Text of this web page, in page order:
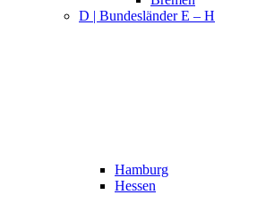
D | Bundesländer E – H
Hamburg
Hessen